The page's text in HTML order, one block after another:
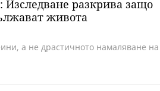
Изследване разкрива защо
живота
а не драстичното намаляване на